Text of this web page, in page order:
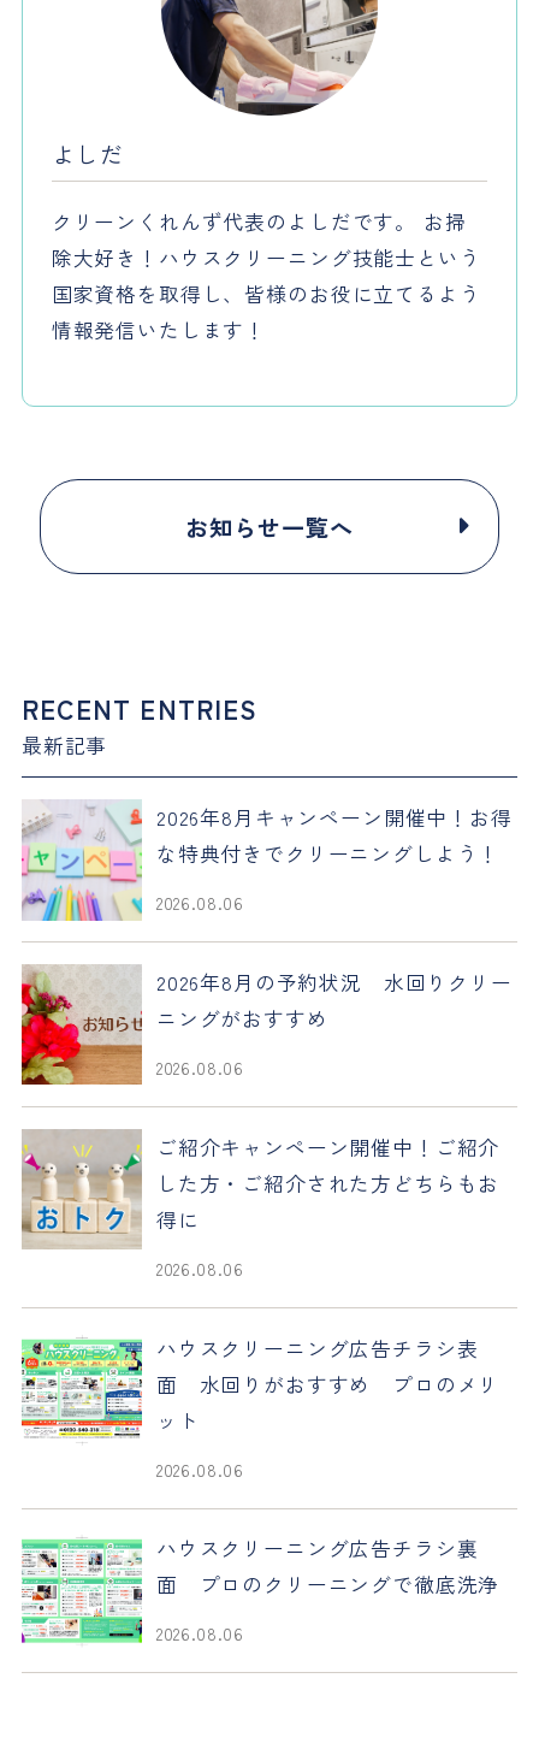
よしだ
クリーンくれんず代表のよしだです。 お掃
除大好き！ハウスクリーニング技能士という
国家資格を取得し、皆様のお役に立てるよう
情報発信いたします！
お知らせ一覧へ
RECENT ENTRIES
最新記事
2026年8月キャンペーン開催中！お得
な特典付きでクリーニングしよう！
2026.08.06
2026年8月の予約状況 水回りクリー
ニングがおすすめ
2026.08.06
ご紹介キャンペーン開催中！ご紹介
した方・ご紹介された方どちらもお
得に
2026.08.06
ハウスクリーニング広告チラシ表
面 水回りがおすすめ プロのメリ
ット
2026.08.06
ハウスクリーニング広告チラシ裏
面 プロのクリーニングで徹底洗浄
2026.08.06